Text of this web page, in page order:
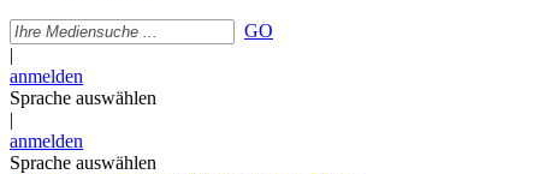
GO
|
anmelden
Sprache auswählen
|
anmelden
Sprache auswählen